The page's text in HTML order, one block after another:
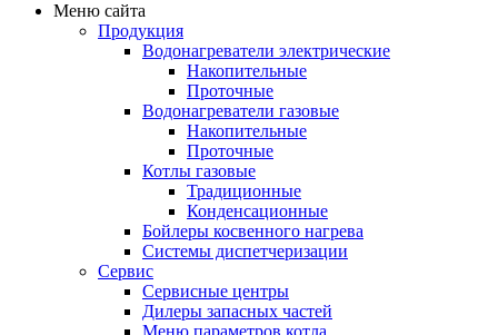
Меню сайта
Продукция
Водонагреватели электрические
Накопительные
Проточные
Водонагреватели газовые
Накопительные
Проточные
Котлы газовые
Традиционные
Конденсационные
Бойлеры косвенного нагрева
Системы диспетчеризации
Сервис
Сервисные центры
Дилеры запасных частей
Меню параметров котла